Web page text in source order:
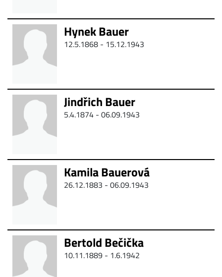
Hynek Bauer
12.5.1868 - 15.12.1943
Jindřich Bauer
5.4.1874 - 06.09.1943
Kamila Bauerová
26.12.1883 - 06.09.1943
Bertold Bečička
10.11.1889 - 1.6.1942